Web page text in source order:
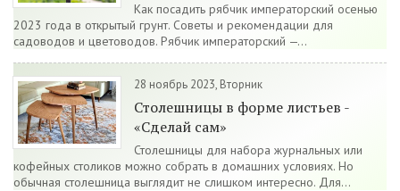
Как посадить рябчик императорский осенью
2023 года в открытый грунт. Советы и рекомендации для
садоводов и цветоводов. Рябчик императорский —...
28 ноябрь 2023, Вторник
Столешницы в форме листьев -
«Сделай сам»
Столешницы для набора журнальных или
кофейных столиков можно собрать в домашних условиях. Но
обычная столешница выглядит не слишком интересно. Для...